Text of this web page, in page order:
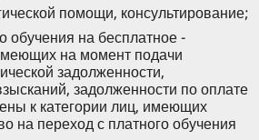
помощи, консультирование;
обучения на бесплатное -
на момент подачи
задолженности,
задолженности по оплате
к категории лиц, имеющих
на переход с платного обучения